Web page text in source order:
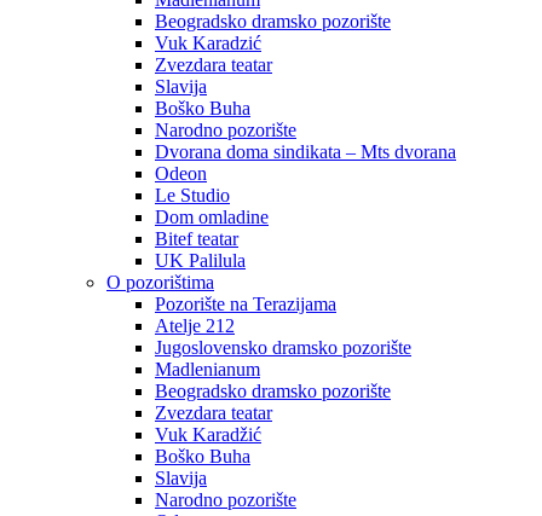
Beogradsko dramsko pozorište
Vuk Karadzić
Zvezdara teatar
Slavija
Boško Buha
Narodno pozorište
Dvorana doma sindikata – Mts dvorana
Odeon
Le Studio
Dom omladine
Bitef teatar
UK Palilula
O pozorištima
Pozorište na Terazijama
Atelje 212
Jugoslovensko dramsko pozorište
Madlenianum
Beogradsko dramsko pozorište
Zvezdara teatar
Vuk Karadžić
Boško Buha
Slavija
Narodno pozorište